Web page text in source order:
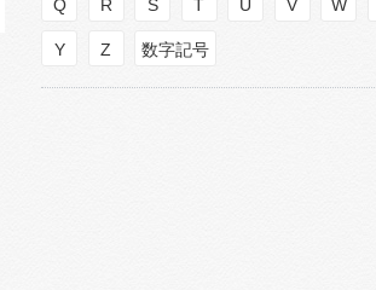
Q R S T U V W
Y Z 数字記号